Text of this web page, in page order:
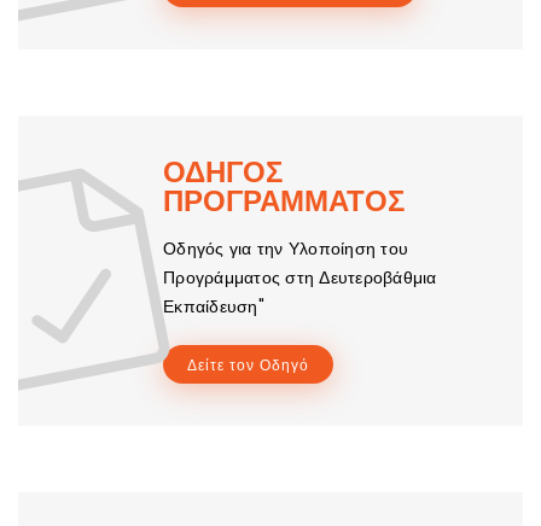
ΟΔΗΓΟΣ
ΠΡΟΓΡΑΜΜΑΤΟΣ
Οδηγός για την Υλοποίηση του
Προγράμματος στη Δευτεροβάθμια
Εκπαίδευση"
Δείτε τον Οδηγό